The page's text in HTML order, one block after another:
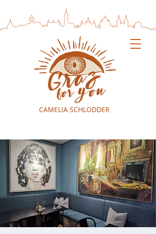
CAMELIA SCHLODDER